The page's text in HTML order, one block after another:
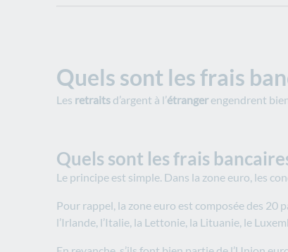
Quels sont les frais
Les retraits d’argent à l’étrangerengendrent
Quels sont les frais
Le principe est simple. Dans la zone euro, les
Pour rappel, la zone euro est composée des 20
l’Irlande, l’Italie, la Lettonie, la Lituanie, le